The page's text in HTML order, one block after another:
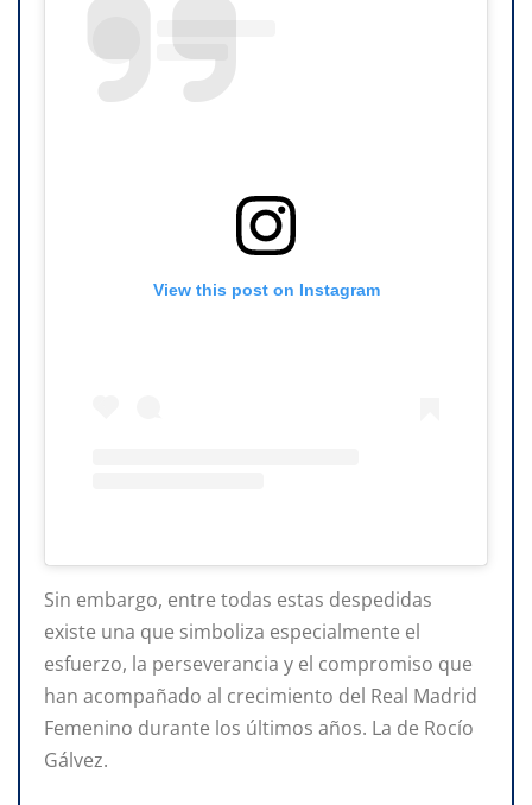
View this post on Instagram
Sin embargo, entre todas estas despedidas
existe una que simboliza especialmente el
esfuerzo, la perseverancia y el compromiso que
han acompañado al crecimiento del Real Madrid
Femenino durante los últimos años. La de Rocío
Gálvez.